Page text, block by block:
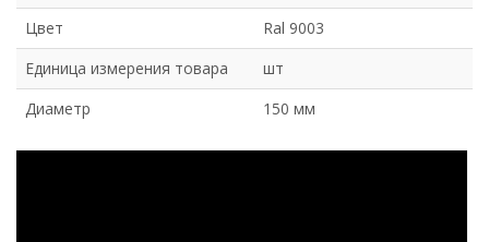
Цвет
Ral 9003
Единица измерения товара
шт
Диаметр
150 мм